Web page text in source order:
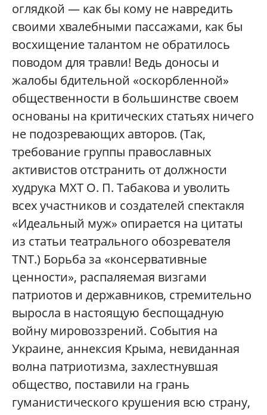
оглядкой — как бы кому не навредить
своими хвалебными пассажами, как бы
восхищение талантом не обратилось
поводом для травли! Ведь доносы и
жалобы бдительной «оскорбленной»
общественности в большинстве своем
основаны на критических статьях ничего
не подозревающих авторов. (Так,
требование группы православных
активистов отстранить от должности
худрука МХТ О. П. Табакова и уволить
всех участников и создателей спектакля
«Идеальный муж» опирается на цитаты
из статьи театрального обозревателя
TNT.) Борьба за «консервативные
ценности», распаляемая визгами
патриотов и державников, стремительно
выросла в настоящую беспощадную
войну мировоззрений. События на
Украине, аннексия Крыма, невиданная
волна патриотизма, захлестнувшая
общество, поставили на грань
гуманистического крушения всю страну,